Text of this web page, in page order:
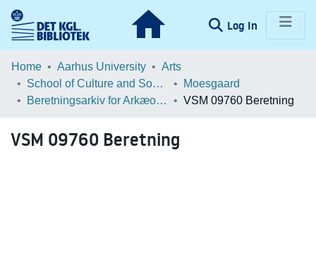
Log In (current)
Communities & Collections
Home Aarhus University
Arts
School of Culture and Society
Moesgaard
Beretningsarkiv for Arkæologiske Undersøgelser
VSM 09760 Beretning
VSM 09760 Beretning